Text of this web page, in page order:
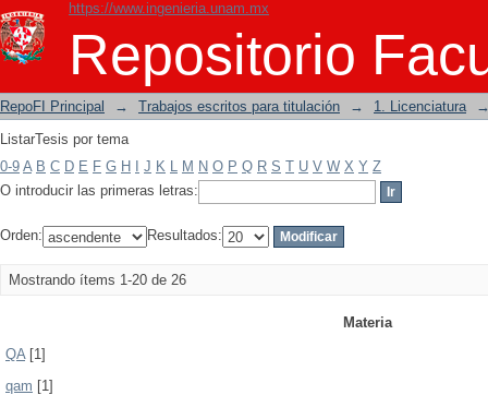
https://www.ingenieria.unam.mx
Repositorio
ListarTesis por tema
RepoFI Principal → Trabajos escritos para titulación → 1. Licenciatura
ListarTesis por tema
0-9 A B C D E F G H J K L M N O P Q R S T U V W X Y Z
O introducir las primeras letras:
Orden: Resultados:
Mostrando ítems 1-20 de 26
Materia
QA[1]
qam [1]